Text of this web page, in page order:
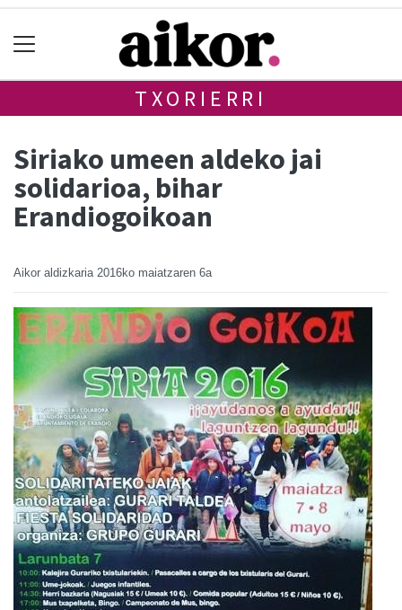
TXORIERRI
Siriako umeen aldeko jai
solidarioa, bihar
Erandiogoikoan
Aikor aldizkaria 2016ko maiatzaren 6a